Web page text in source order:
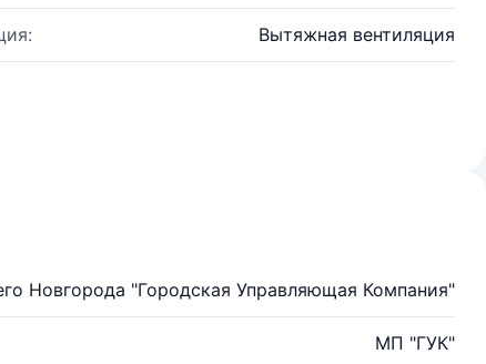
Вытяжная вентиляция
Новгорода "Городская Управляющая Компания"
МП "ГУК"